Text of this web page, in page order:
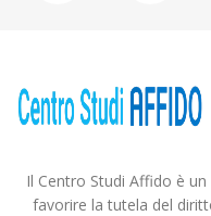
Il Centro Studi Affido è
favorire la tutela del